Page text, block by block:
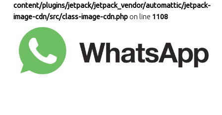
content/plugins/jetpack/jetpack_vendor/automattic/jetpack-
image-cdn/src/class-image-cdn.php on line 1108